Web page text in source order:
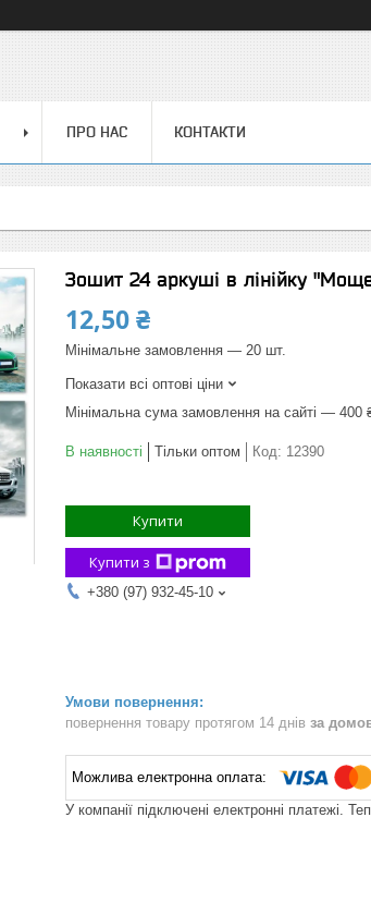
ПРО НАС КОНТАКТИ
Зошит 24 аркуші в лінійку
12,50 ₴
Мінімальне замовлення — 20 шт.
Показати всі оптові ціни
Мінімальна сума замовлення на сайті — 400
В наявності Тільки оптом Код: 12390
Купити
Купити з
+380 (97) 932-45-10
повернення товару протягом 14 днів за
У компанії підключені електронні платежі.